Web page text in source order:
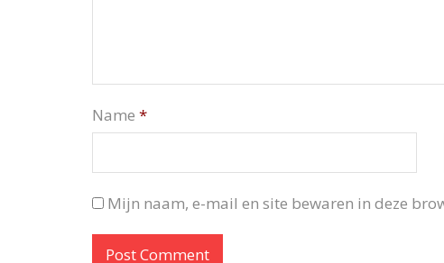
Name *
Mijn naam, e-mail en site bewaren in deze